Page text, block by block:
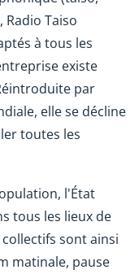
Radio Taiso
à tous les
existe
par
elle se décline
toutes les
l'État
tous les lieux de
sont ainsi
matinale, pause